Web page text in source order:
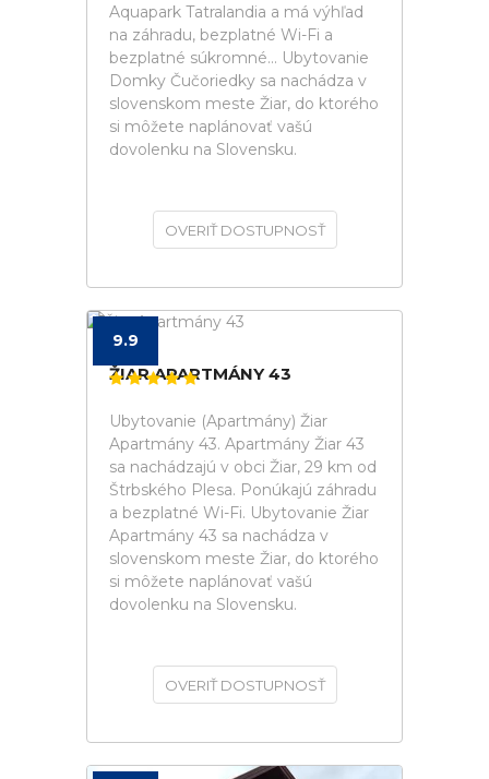
Aquapark Tatralandia a má výhľad
na záhradu, bezplatné Wi-Fi a
bezplatné súkromné... Ubytovanie
Domky Čučoriedky sa nachádza v
slovenskom meste Žiar, do ktorého
si môžete naplánovať vašú
dovolenku na Slovensku.
OVERIŤ DOSTUPNOSŤ
9.9
ŽIAR APARTMÁNY 43
Ubytovanie (Apartmány) Žiar
Apartmány 43. Apartmány Žiar 43
sa nachádzajú v obci Žiar, 29 km od
Štrbského Plesa. Ponúkajú záhradu
a bezplatné Wi-Fi. Ubytovanie Žiar
Apartmány 43 sa nachádza v
slovenskom meste Žiar, do ktorého
si môžete naplánovať vašú
dovolenku na Slovensku.
OVERIŤ DOSTUPNOSŤ